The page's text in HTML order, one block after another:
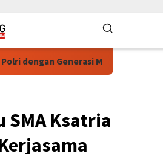
Generasi Muda Lewat E-Sports
Ksatria